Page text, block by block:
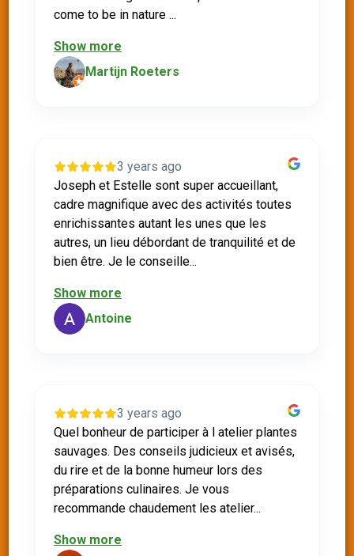
come to be in nature ...
Show more
Martijn Roeters
3 years ago
Joseph et Estelle sont super accueillant,
cadre magnifique avec des activités toutes
enrichissantes autant les unes que les
autres, un lieu débordant de tranquilité et de
bien être. Je le conseille...
Show more
Antoine
3 years ago
Quel bonheur de participer à l atelier plantes
sauvages. Des conseils judicieux et avisés,
du rire et de la bonne humeur lors des
préparations culinaires. Je vous
recommande chaudement les atelier...
Show more